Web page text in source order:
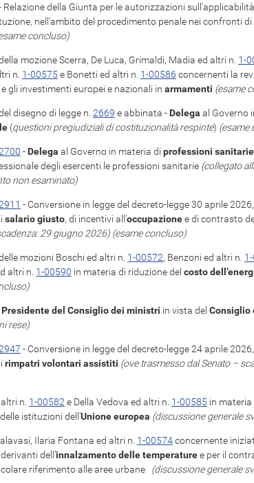
Relazione della Giunta per le autorizzazioni
nell'ambito del procedimento penale nei confronti di
concluso)
mozione Scerra, De Luca, Grimaldi, Madia ed altri n. 1-
n. 1-00575 e Bonetti ed altri n. 1-00586 concernenti la
e gli investimenti europei e nazionali in armamenti (esame
disegno di legge n. 2669 ​ e abbinata - Delega al Governo
(questioni pregiudiziali di costituzionalità respinte) (esame
​ - Delega al Governo in materia di professioni sanitarie
degli esercenti le professioni sanitarie (collegato
non esaminato)
- Conversione in legge del decreto-legge 30 aprile
salario giusto, di incentivi all’occupazionee di contrasto
29 giugno 2026) (esame concluso)
mozioni Boschi ed altri n. 1-00572, Benzoni ed altri n.
altri n. 1-00590 in materia di riduzione del costo
del Consiglio dei ministri in vista del Consiglio
rese)
- Conversione in legge del decreto-legge 24 aprile
rimpatri volontari assistiti (ove trasmesso dal Senato –
n. 1-00582 e Della Vedova ed altri n. 1-00585 in materia
istituzioni dell'Unione europea (discussione generale
Ilaria Fontana ed altri n. 1-00574concernente
derivanti dell’innalzamento delle temperaturee per il
riferimento alle aree urbane (discussione generale